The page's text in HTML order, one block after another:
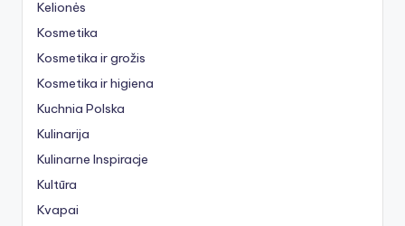
Kelionės
Kosmetika
Kosmetika ir grožis
Kosmetika ir higiena
Kuchnia Polska
Kulinarija
Kulinarne Inspiracje
Kultūra
Kvapai